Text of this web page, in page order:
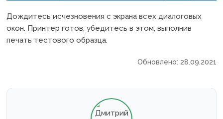
Дождитесь исчезновения с экрана всех диалоговых
окон. Принтер готов, убедитесь в этом, выполнив
печать тестового образца.
Обновлено: 28.09.2021